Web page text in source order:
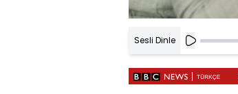
Sesli Dinle